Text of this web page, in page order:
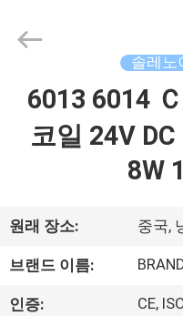
우
리
2016
Brando
Hardware
솔레노
6013 6014
코일 24V
8W
원래 장소: 중국,
브랜드 이름:
인증: CE,